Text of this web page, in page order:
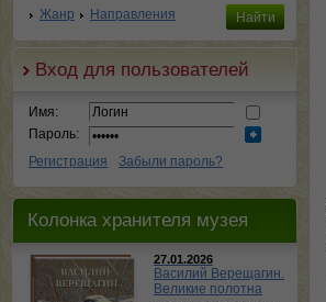
Жанр Направления
Вход для пользователей
Имя:
Пароль:
Регистрация
Забыли пароль?
Колонка хранителя музея
27.01.2026
Василий Верещагин.
Великие полотна